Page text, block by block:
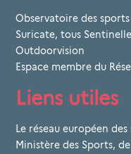
Observatoire des
Suricate, tous
Outdoorvision
Espace membre du
Liens utiles
Le réseau européen
Ministère des Sports,